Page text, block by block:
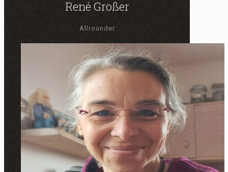
René Großer
Allrounder